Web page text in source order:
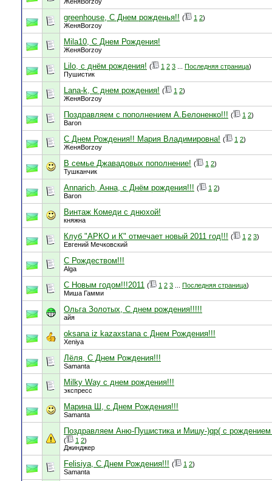
greenhouse, С Днем рожденья!! ( 1 2)
ЖеняBorzoy
Mila10, С Днем Рождения!
ЖеняBorzoy
Lilo, с днём рождения! ( 1 2 3 Последняя страница)
Пушистик
Lana-k, С днем рождения! ( 1 2)
ЖеняBorzoy
Поздравляем с пополнением А.Белоненко!!! ( 1 2)
Baron
С Днем Рождения!! Мария Владимировна! ( 1 2)
ЖеняBorzoy
В семье Джавадовых пополнение! ( 1 2)
Тушканчик
Annarich, Анна, с Днём рождения!!! ( 1 2)
Baron
Винтаж Комеди с днюхой!
княжна
Клуб "АРКО и К" отмечает новый 2011 год!!! ( 1 2 3)
Евгений Мечковский
С Рождеством!!!
Alga
С Новым годом!!!2011 ( 1 2 3 Последняя страница)
Миша Гамми
Ольга Золотых, С днем рождения!!!!!
айя
oksana iz kazaxstana с Днем Рождения!!!
Xeniya
Лёля, С Днем Рождения!!!
Samanta
Milky Way с днем рождения!!!
экспресс
Марина Ш, с Днем Рождения!!!
Samanta
Поздравляем Аню-Пушистика и Мишу-)qp( с
( 1 2)
Джинджер
Felisiya, С Днем Рождения!!! ( 1 2)
Samanta